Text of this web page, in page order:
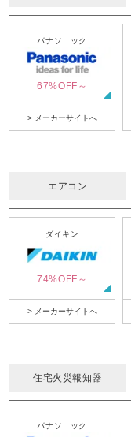
パナソニック
67%OFF～
> メーカーサイトへ
エアコン
ダイキン
74%OFF～
> メーカーサイトへ
住宅火災報知器
パナソニック